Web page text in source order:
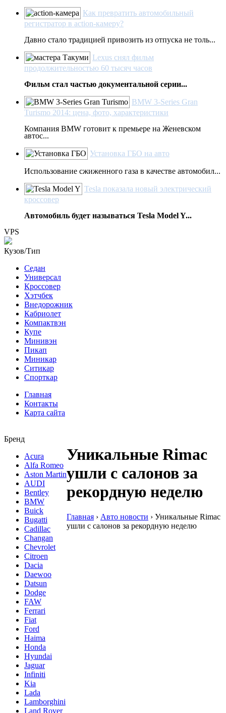
Как превратить автомобильный
регистратор в action-камеру?
Давно стало традицией привозить из отпуска не толь...
Lexus снял фильм
продолжительностью 60 тысяч часов
Фильм стал частью документальной серии...
BMW 3-Series Gran
Turismo 2014: цена, фото, характеристики
Компания BMW готовит к премьере на Женевском
автос...
Установка ГБО на авто
Использование сжиженного газа в качестве автомобил...
Tesla показала новый электрический
кроссовер
Автомобиль будет называться Tesla Model Y...
VPS
Кузов/Тип
Седан
Универсал
Кроссовер
Хэтчбек
Внедорожник
Кабриолет
Компактвэн
Купе
Минивэн
Пикап
Миникар
Ситикар
Спорткар
Главная
Контакты
Карта сайта
Бренд
Acura
Alfa Romeo
Aston Martin
AUDI
Bentley
BMW
Buick
Bugatti
Cadillac
Changan
Chevrolet
Citroen
Dacia
Daewoo
Datsun
Dodge
FAW
Ferrari
Fiat
Ford
Haima
Honda
Hyundai
Jaguar
Infiniti
Kia
Lada
Lamborghini
Land Rover
Уникальные Rimac
ушли с салонов за
рекордную неделю
Главная › Авто новости › Уникальные Rimac
ушли с салонов за рекордную неделю